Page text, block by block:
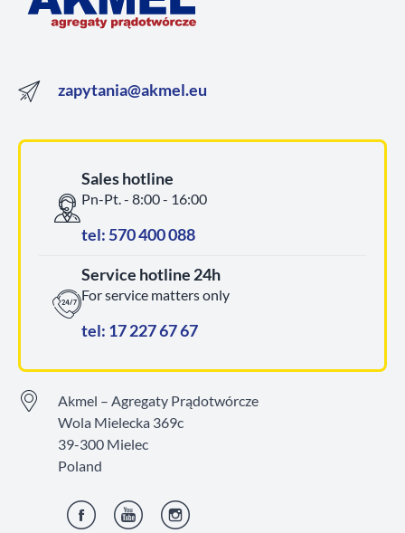
zapytania@akmel.eu
Sales hotline
Pn-Pt. - 8:00 - 16:00
tel: 570 400 088
Service hotline 24h
For service matters only
tel: 17 227 67 67
Akmel – Agregaty Prądotwórcze
Wola Mielecka 369c
39-300 Mielec
Poland